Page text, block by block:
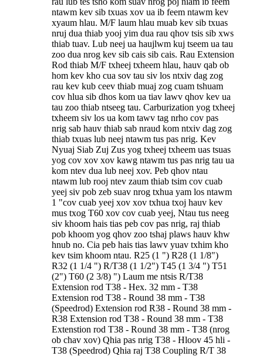
ntawm kev sib txuas xov ua ib feem ntawm kev
xyaum hlau. M/F laum hlau muab kev sib txuas
nruj dua thiab yooj yim dua rau qhov tsis sib xws
thiab tuav. Lub neej ua haujlwm kuj tseem ua tau
zoo dua nrog kev sib cais sib cais. Rau Extension
Rod thiab M/F txheej txheem hlau, hauv qab ob
hom kev kho cua sov tau siv los ntxiv dag zog
rau kev kub ceev thiab muaj zog cuam tshuam
cov hlua sib dhos kom ua tiav lawv qhov kev ua
tau zoo thiab ntseeg tau. Carburization yog txheej
txheem siv los ua kom tawv tag nrho cov pas
nrig sab hauv thiab sab nraud kom ntxiv dag zog
thiab txuas lub neej ntawm tus pas nrig. Kev
Nyuaj Siab Zuj Zus yog txheej txheem uas tsuas
yog cov xov xov kawg ntawm tus pas nrig tau ua
kom ntev dua lub neej xov. Peb qhov ntau
ntawm lub rooj ntev zaum thiab tsim cov cuab
yeej siv pob zeb suav nrog txhua yam los ntawm
1 "cov cuab yeej xov xov txhua txoj hauv kev
mus txog T60 xov cov cuab yeej, Ntau tus neeg
siv khoom hais tias peb cov pas nrig, raj thiab
pob khoom yog qhov zoo tshaj plaws hauv khw
hnub no. Cia peb hais tias lawv yuav txhim kho
kev tsim khoom ntau. R25 (1 ") R28 (1 1/8")
R32 (1 1/4 ") R/T38 (1 1/2") T45 (1 3/4 ") T51
(2") T60 (2 3/8) ") Laum me ntsis R/T38
Extension rod T38 - Hex. 32 mm - T38
Extension rod T38 - Round 38 mm - T38
(Speedrod) Extension rod R38 - Round 38 mm -
R38 Extension rod T38 - Round 38 mm - T38
Extenstion rod T38 - Round 38 mm - T38 (nrog
ob chav xov) Qhia pas nrig T38 - Hloov 45 hli -
T38 (Speedrod) Qhia raj T38 Coupling R/T 38